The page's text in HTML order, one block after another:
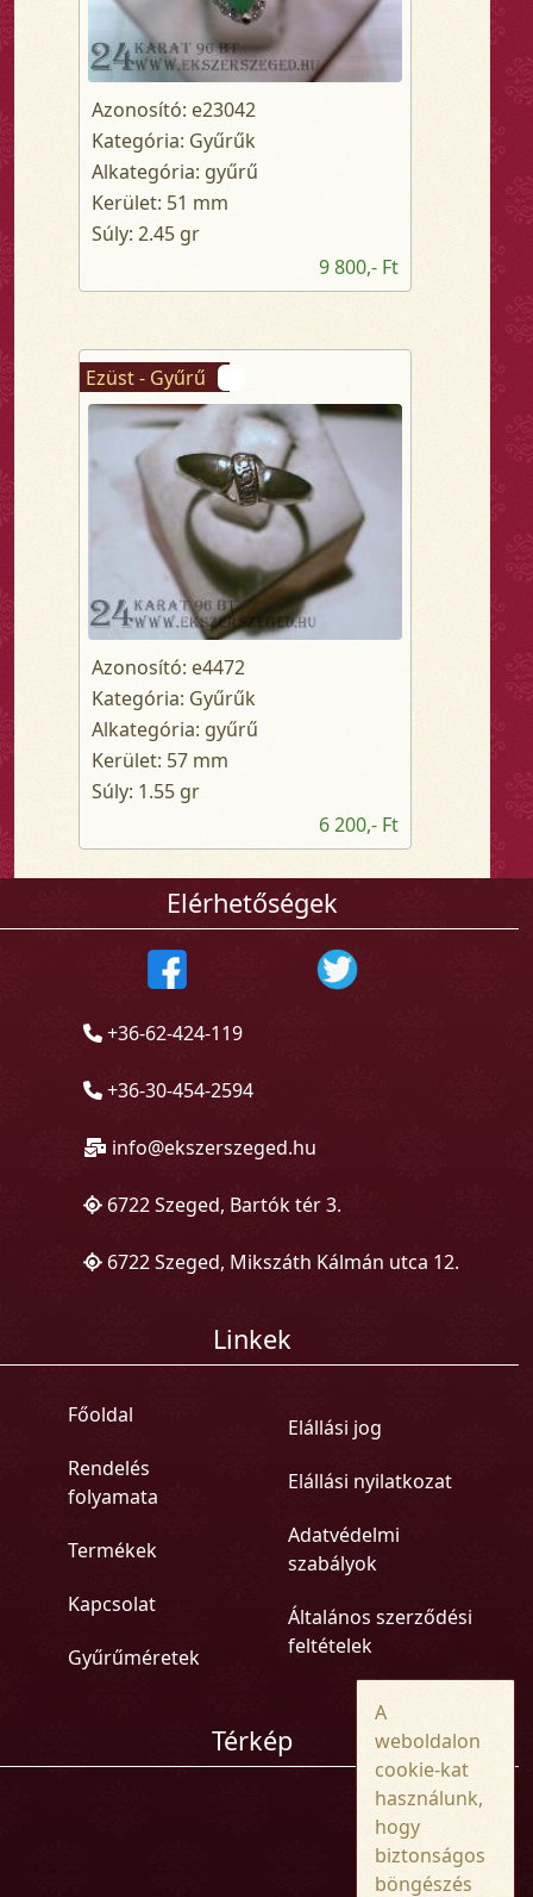
Azonosító: e23042
Kategória: Gyűrűk
Alkategória: gyűrű
Kerület: 51 mm
Súly: 2.45 gr
9 800,- Ft
Ezüst - Gyűrű
Azonosító: e4472
Kategória: Gyűrűk
Alkategória: gyűrű
Kerület: 57 mm
Súly: 1.55 gr
6 200,- Ft
Elérhetőségek
+36-62-424-119
+36-30-454-2594
info@ekszerszeged.hu
6722 Szeged, Bartók tér 3.
6722 Szeged, Mikszáth Kálmán utca 12.
Linkek
Főoldal
Rendelés
folyamata
Termékek
Kapcsolat
Gyűrűméretek
Elállási jog
Elállási nyilatkozat
Adatvédelmi
szabályok
Általános szerződési
feltételek
Térkép
A
weboldalon
cookie-kat
használunk,
hogy
biztonságos
böngészés